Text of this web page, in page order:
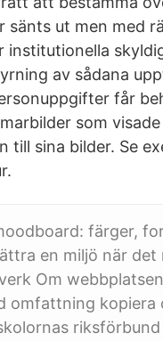
ut men med
institutionella
av sådana
får
som
till sina bilder. Se
färger,
en miljö när det
Om
omfattning kopiera